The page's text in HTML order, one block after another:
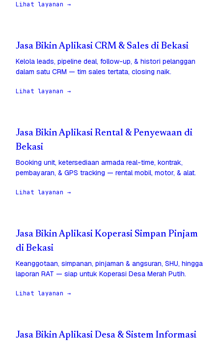
Lihat layanan →
Jasa Bikin Aplikasi CRM & Sales di Bekasi
Kelola leads, pipeline deal, follow-up, & histori pelanggan
dalam satu CRM — tim sales tertata, closing naik.
Lihat layanan →
Jasa Bikin Aplikasi Rental & Penyewaan di
Bekasi
Booking unit, ketersediaan armada real-time, kontrak,
pembayaran, & GPS tracking — rental mobil, motor, & alat.
Lihat layanan →
Jasa Bikin Aplikasi Koperasi Simpan Pinjam
di Bekasi
Keanggotaan, simpanan, pinjaman & angsuran, SHU, hingga
laporan RAT — siap untuk Koperasi Desa Merah Putih.
Lihat layanan →
Jasa Bikin Aplikasi Desa & Sistem Informasi